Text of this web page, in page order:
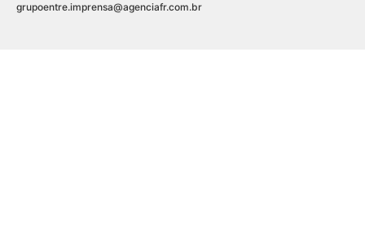
grupoentre.imprensa@agenciafr.com.br